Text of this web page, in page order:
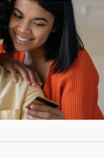
IMM Form #5292/5688）
Form #1442/1102）或
#1208）